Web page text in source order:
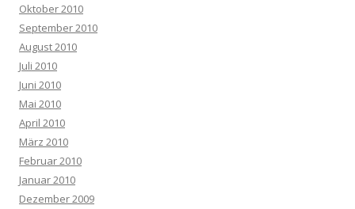
Oktober 2010
September 2010
August 2010
Juli 2010
Juni 2010
Mai 2010
April 2010
März 2010
Februar 2010
Januar 2010
Dezember 2009